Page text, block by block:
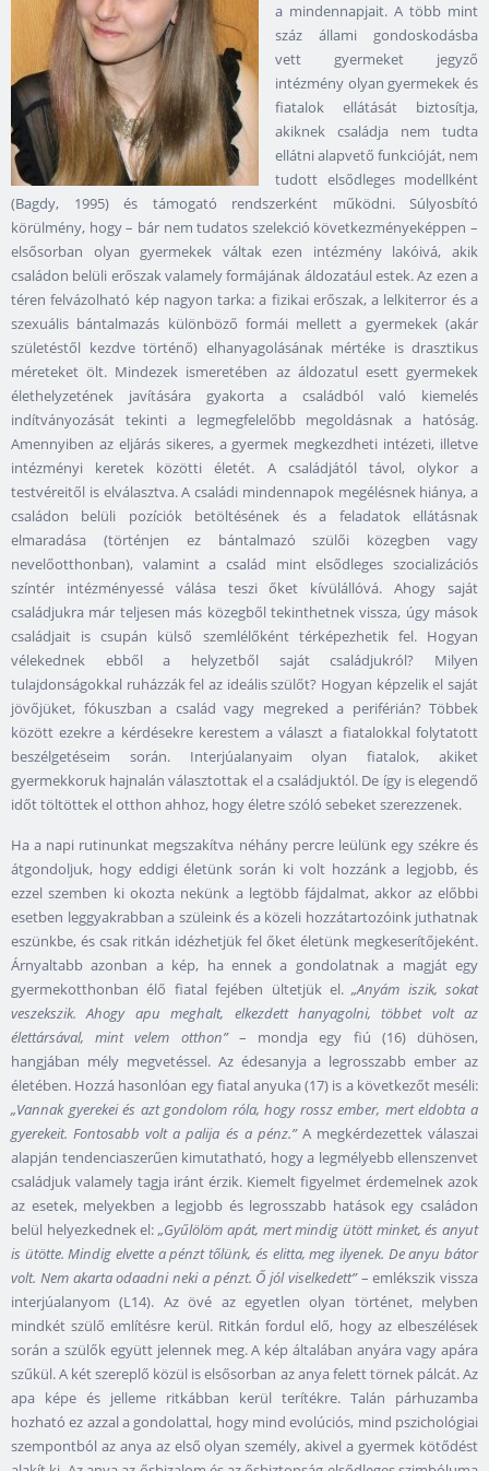
a mindennapjait. A több mint
száz állami gondoskodásba
vett gyermeket jegyző
intézmény olyan gyermekek és
fiatalok ellátását biztosítja,
akiknek családja nem tudta
ellátni alapvető funkcióját, nem
tudott elsődleges modellként
(Bagdy, 1995) és támogató rendszerként működni. Súlyosbító
körülmény, hogy – bár nem tudatos szelekció következményeképpen –
elsősorban olyan gyermekek váltak ezen intézmény lakóivá, akik
családon belüli erőszak valamely formájának áldozatául estek. Az ezen a
téren felvázolható kép nagyon tarka: a fizikai erőszak, a lelkiterror és a
szexuális bántalmazás különböző formái mellett a gyermekek (akár
születéstől kezdve történő) elhanyagolásának mértéke is drasztikus
méreteket ölt. Mindezek ismeretében az áldozatul esett gyermekek
élethelyzetének javítására gyakorta a családból való kiemelés
indítványozását tekinti a legmegfelelőbb megoldásnak a hatóság.
Amennyiben az eljárás sikeres, a gyermek megkezdheti intézeti, illetve
intézményi keretek közötti életét. A családjától távol, olykor a
testvéreitől is elválasztva. A családi mindennapok megélésnek hiánya, a
családon belüli pozíciók betöltésének és a feladatok ellátásnak
elmaradása (történjen ez bántalmazó szülői közegben vagy
nevelőotthonban), valamint a család mint elsődleges szocializációs
színtér intézményessé válása teszi őket kívülállóvá. Ahogy saját
családjukra már teljesen más közegből tekinthetnek vissza, úgy mások
családjait is csupán külső szemlélőként térképezhetik fel. Hogyan
vélekednek ebből a helyzetből saját családjukról? Milyen
tulajdonságokkal ruházzák fel az ideális szülőt? Hogyan képzelik el saját
jövőjüket, fókuszban a család vagy megreked a periférián? Többek
között ezekre a kérdésekre kerestem a választ a fiatalokkal folytatott
beszélgetéseim során. Interjúalanyaim olyan fiatalok, akiket
gyermekkoruk hajnalán választottak el a családjuktól. De így is elegendő
időt töltöttek el otthon ahhoz, hogy életre szóló sebeket szerezzenek.
Ha a napi rutinunkat megszakítva néhány percre leülünk egy székre és
átgondoljuk, hogy eddigi életünk során ki volt hozzánk a legjobb, és
ezzel szemben ki okozta nekünk a legtöbb fájdalmat, akkor az előbbi
esetben leggyakrabban a szüleink és a közeli hozzátartozóink juthatnak
eszünkbe, és csak ritkán idézhetjük fel őket életünk megkeserítőjeként.
Árnyaltabb azonban a kép, ha ennek a gondolatnak a magját egy
gyermekotthonban élő fiatal fejében ültetjük el.„Anyám iszik, sokat
veszekszik. Ahogy apu meghalt, elkezdett hanyagolni, többet volt az
élettársával, mint velem otthon”– mondja egy fiú (16) dühösen,
hangjában mély megvetéssel. Az édesanyja a legrosszabb ember az
életében. Hozzá hasonlóan egy fiatal anyuka (17) is a következőt meséli:
„Vannak gyerekei és azt gondolom róla, hogy rossz ember, mert eldobta a
gyerekeit. Fontosabb volt a palija és a pénz.”A megkérdezettek válaszai
alapján tendenciaszerűen kimutatható, hogy a legmélyebb ellenszenvet
családjuk valamely tagja iránt érzik. Kiemelt figyelmet érdemelnek azok
az esetek, melyekben a legjobb és legrosszabb hatások egy családon
belül helyezkednek el:„Gyűlölöm apát, mert mindig ütött minket, és anyut
is ütötte. Mindig elvette a pénzt tőlünk, és elitta, meg ilyenek. De anyu bátor
volt. Nem akarta odaadni neki a pénzt. Ő jól viselkedett”– emlékszik vissza
interjúalanyom (L14). Az övé az egyetlen olyan történet, melyben
mindkét szülő említésre kerül. Ritkán fordul elő, hogy az elbeszélések
során a szülők együtt jelennek meg. A kép általában anyára vagy apára
szűkül. A két szereplő közül is elsősorban az anya felett törnek pálcát. Az
apa képe és jelleme ritkábban kerül terítékre. Talán párhuzamba
hozható ez azzal a gondolattal, hogy mind evolúciós, mind pszichológiai
szempontból az anya az első olyan személy, akivel a gyermek kötődést